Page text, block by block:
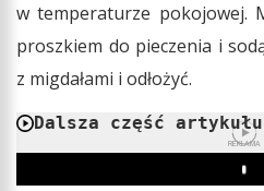
w temperaturze pokojowej.
proszkiem do pieczenia i
z migdałami i odłożyć.
Dalsza część
REKLAMA